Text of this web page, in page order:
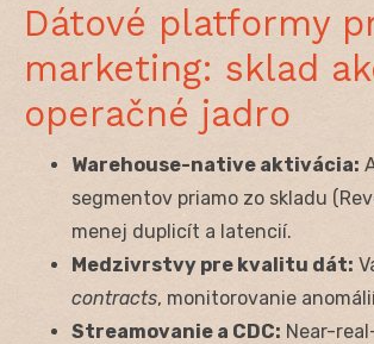
Dátové platformy
marketing: sklad
operačné jadro
Warehouse-native aktivácia:
segmentov priamo zo skladu
menej duplicít a latencií.
Medzivrstvy pre kvalitu dát:
contracts, monitorovanie
Streamovanie a CDC: Near-